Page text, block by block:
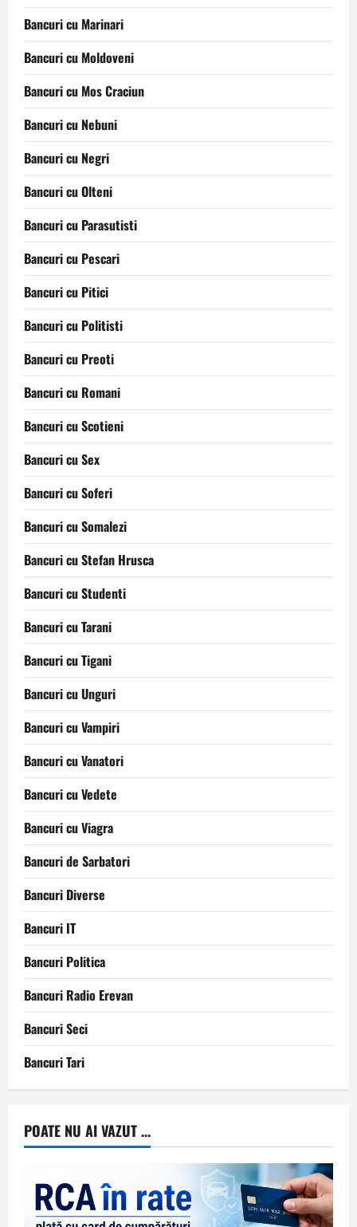
Bancuri cu Marinari
Bancuri cu Moldoveni
Bancuri cu Mos Craciun
Bancuri cu Nebuni
Bancuri cu Negri
Bancuri cu Olteni
Bancuri cu Parasutisti
Bancuri cu Pescari
Bancuri cu Pitici
Bancuri cu Politisti
Bancuri cu Preoti
Bancuri cu Romani
Bancuri cu Scotieni
Bancuri cu Sex
Bancuri cu Soferi
Bancuri cu Somalezi
Bancuri cu Stefan Hrusca
Bancuri cu Studenti
Bancuri cu Tarani
Bancuri cu Tigani
Bancuri cu Unguri
Bancuri cu Vampiri
Bancuri cu Vanatori
Bancuri cu Vedete
Bancuri cu Viagra
Bancuri de Sarbatori
Bancuri Diverse
Bancuri IT
Bancuri Politica
Bancuri Radio Erevan
Bancuri Seci
Bancuri Tari
POATE NU AI VAZUT ...